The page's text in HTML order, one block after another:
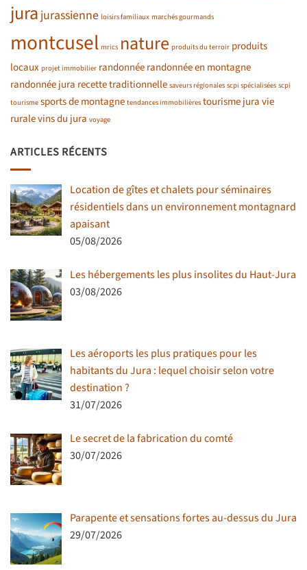
jura jurassienne loisirs familiaux marchés gourmands
montcusel mrics nature produits du terroir produits
locaux projet immobilier randonnéerandonnée en montagne
randonnée jura recette traditionnelle saveurs régionales scpi spécialisées scpi
tourisme sports de montagne tendances immobilières tourisme juravie
ruralevins du jura voyage
ARTICLES RÉCENTS
Location de gîtes et chalets pour séminaires
résidentiels dans un environnement montagnard
apaisant
05/08/2026
Les hébergements les plus insolites du Haut-Jura
03/08/2026
Les aéroports les plus pratiques pour les
habitants du Jura : lequel choisir selon votre
destination ?
31/07/2026
Le secret de la fabrication du comté
30/07/2026
Parapente et sensations fortes au-dessus du Jura
29/07/2026